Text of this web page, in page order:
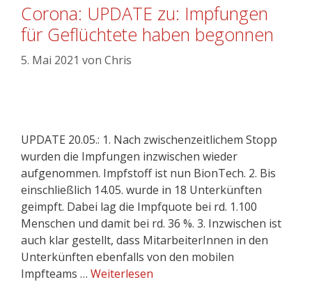
Corona: UPDATE zu: Impfungen
für Geflüchtete haben begonnen
5. Mai 2021 von Chris
UPDATE 20.05.: 1. Nach zwischenzeitlichem Stopp
wurden die Impfungen inzwischen wieder
aufgenommen. Impfstoff ist nun BionTech. 2. Bis
einschließlich 14.05. wurde in 18 Unterkünften
geimpft. Dabei lag die Impfquote bei rd. 1.100
Menschen und damit bei rd. 36 %. 3. Inzwischen ist
auch klar gestellt, dass MitarbeiterInnen in den
Unterkünften ebenfalls von den mobilen
Impfteams … Weiterlesen